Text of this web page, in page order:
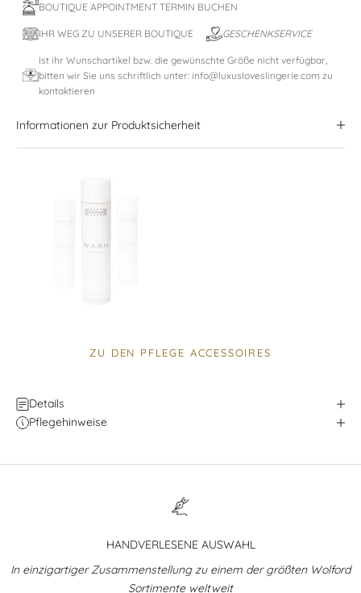
BOUTIQUE APPOINTMENT TERMIN BUCHEN
IHR WEG ZU UNSERER BOUTIQUE GESCHENKSERVICE
Ist ihr Wunschartikel bzw. die gewünschte Größe nicht verfügbar,
bitten wir Sie uns schriftlich unter: info@luxusloveslingerie.com zu
kontaktieren
Informationen zur Produktsicherheit
ZU DEN PFLEGE ACCESSOIRES
Details
Pflegehinweise
HANDVERLESENE AUSWAHL
In einzigartiger Zusammenstellung zu einem der größten Wolford
Sortimente weltweit